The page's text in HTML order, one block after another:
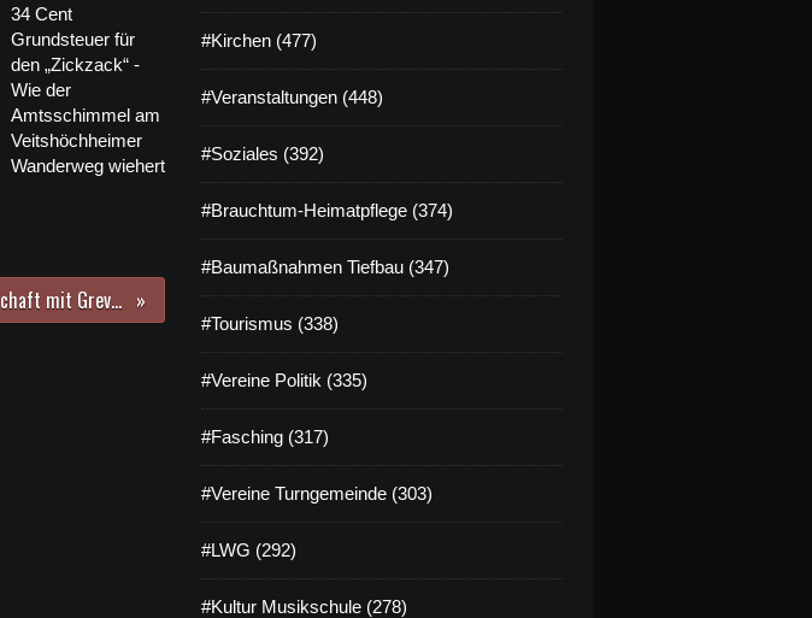
34 Cent
Grundsteuer für
den „Zickzack“ -
Wie der
Amtsschimmel am
Veitshöchheimer
Wanderweg wiehert
20 Jahre Veitshöchheimer Partnerschaft mit Greve in Chianti - Schüler bringen Ortsfahne aus Italien mit
#Kirchen (477)
#Veranstaltungen (448)
#Soziales (392)
#Brauchtum-Heimatpflege (374)
#Baumaßnahmen Tiefbau (347)
#Tourismus (338)
#Vereine Politik (335)
#Fasching (317)
#Vereine Turngemeinde (303)
#LWG (292)
#Kultur Musikschule (278)